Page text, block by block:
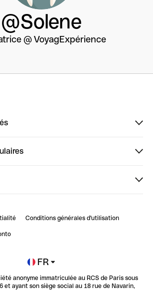
@Solene
@ VoyagExpérience
les carrières/productivité
Conditions générales d'utilisation
FR
anonyme immatriculée au RCS de Paris sous
et ayant son siège social au 18 rue de Navarin,